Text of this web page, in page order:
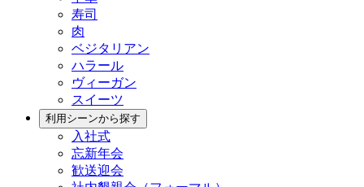
寿司
肉
ベジタリアン
ハラール
ヴィーガン
スイーツ
利用シーンから探す
入社式
忘新年会
歓送迎会